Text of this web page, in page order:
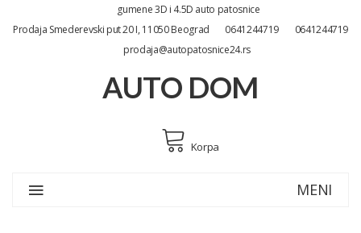
gumene 3D i 4.5D auto patosnice
Prodaja Smederevski put 20 I, 11050 Beograd
0641244719
0641244719
prodaja@autopatosnice24.rs
AUTO DOM
Korpa
MENI